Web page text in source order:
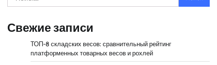
Свежие записи
ТОП-8 складских весов: сравнительный рейтинг
платформенных товарных весов и рохлей